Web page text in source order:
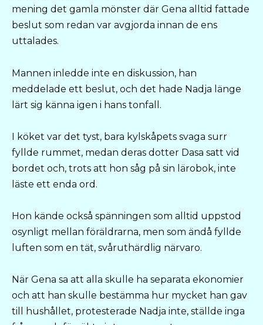
mening det gamla mönster där Gena alltid fattade
beslut som redan var avgjorda innan de ens
uttalades.
Mannen inledde inte en diskussion, han
meddelade ett beslut, och det hade Nadja länge
lärt sig känna igen i hans tonfall.
I köket var det tyst, bara kylskåpets svaga surr
fyllde rummet, medan deras dotter Dasa satt vid
bordet och, trots att hon såg på sin lärobok, inte
läste ett enda ord.
Hon kände också spänningen som alltid uppstod
osynligt mellan föräldrarna, men som ändå fyllde
luften som en tät, svåruthärdlig närvaro.
När Gena sa att alla skulle ha separata ekonomier
och att han skulle bestämma hur mycket han gav
till hushållet, protesterade Nadja inte, ställde inga